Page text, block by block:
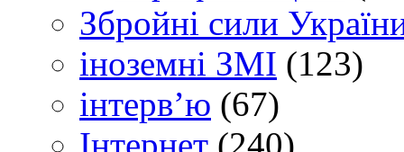
Збройні сили
іноземні ЗМІ (123)
інтерв’ю (67)
Інтернет (240)